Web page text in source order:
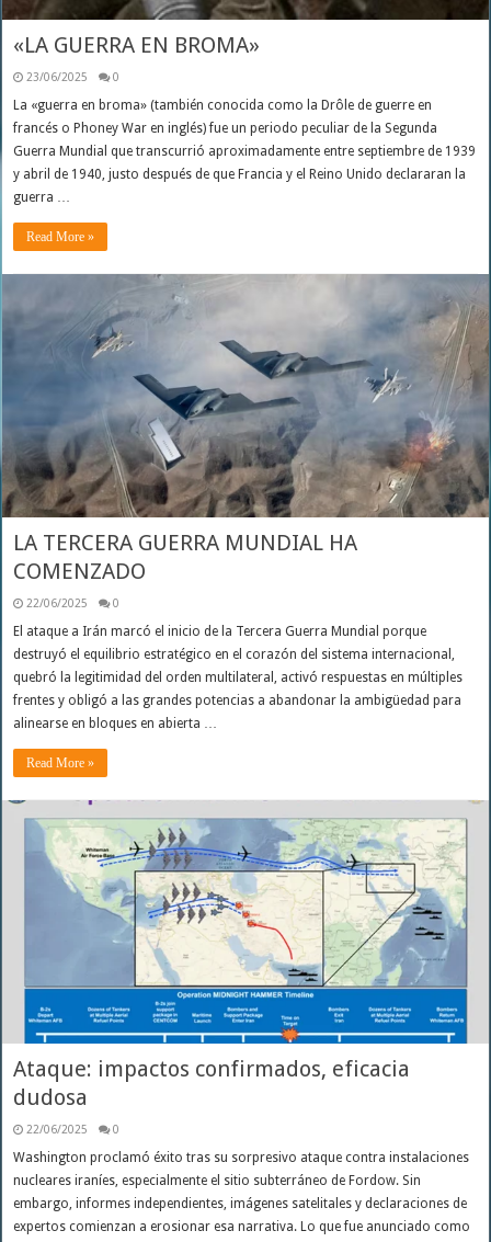
«LA GUERRA EN BROMA»
23/06/2025 0
La «guerra en broma» (también conocida como la Drôle de guerre en
francés o Phoney War en inglés) fue un periodo peculiar de la Segunda
Guerra Mundial que transcurrió aproximadamente entre septiembre de 1939
y abril de 1940, justo después de que Francia y el Reino Unido declararan la
guerra …
Read More »
LA TERCERA GUERRA MUNDIAL HA
COMENZADO
22/06/2025 0
El ataque a Irán marcó el inicio de la Tercera Guerra Mundial porque
destruyó el equilibrio estratégico en el corazón del sistema internacional,
quebró la legitimidad del orden multilateral, activó respuestas en múltiples
frentes y obligó a las grandes potencias a abandonar la ambigüedad para
alinearse en bloques en abierta …
Read More »
Ataque: impactos confirmados, eficacia
dudosa
22/06/2025 0
Washington proclamó éxito tras su sorpresivo ataque contra instalaciones
nucleares iraníes, especialmente el sitio subterráneo de Fordow. Sin
embargo, informes independientes, imágenes satelitales y declaraciones de
expertos comienzan a erosionar esa narrativa. Lo que fue anunciado como